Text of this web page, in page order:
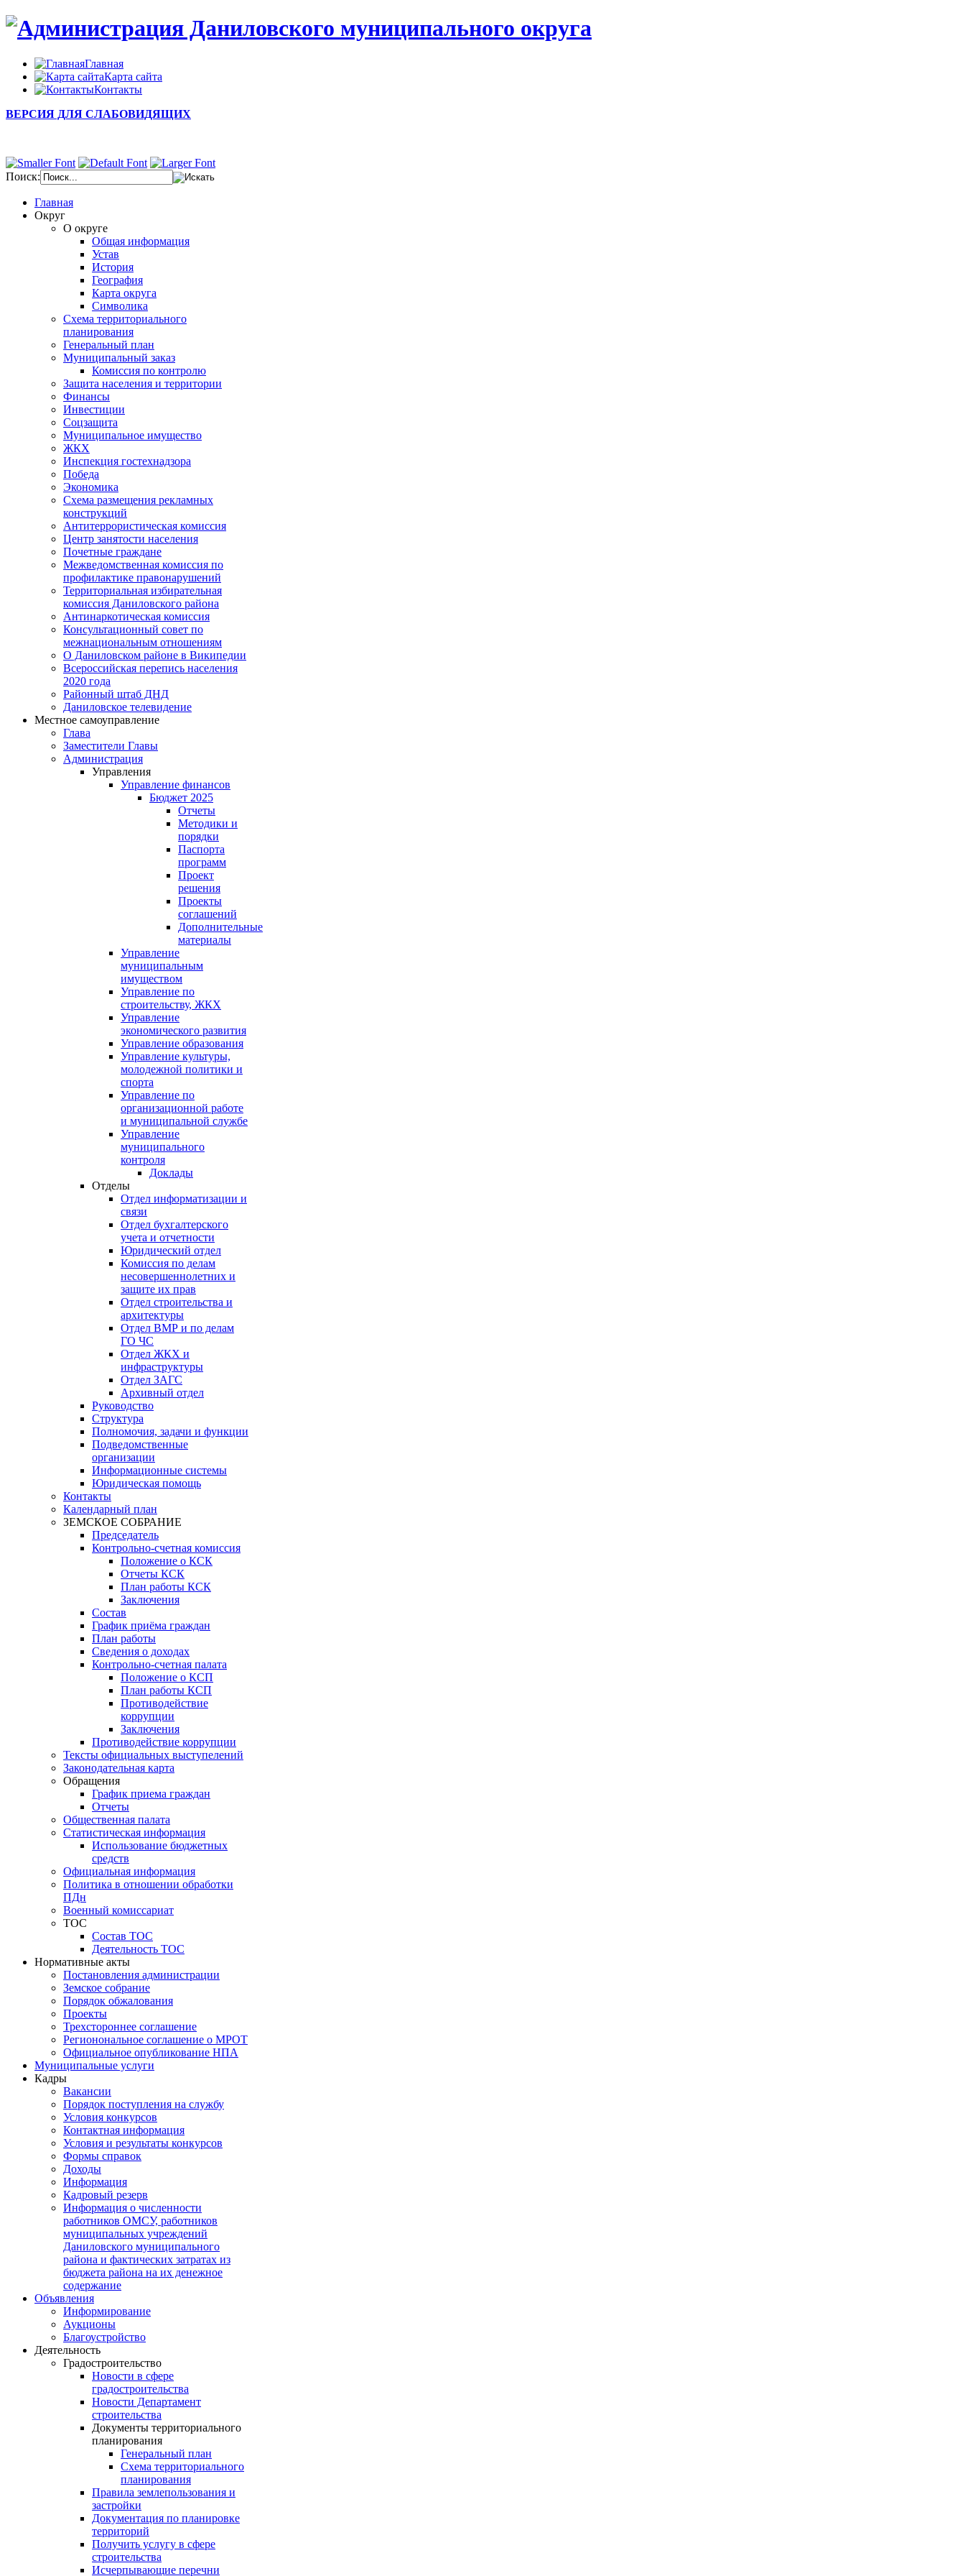
Главная
Карта сайта
Контакты
ВЕРСИЯ ДЛЯ СЛАБОВИДЯЩИХ
Поиск:
Главная
Округ
О округе
Общая информация
Устав
История
География
Карта округа
Символика
Схема территориального
планирования
Генеральный план
Муниципальный заказ
Комиссия по контролю
Защита населения и территории
Финансы
Инвестиции
Соцзащита
Муниципальное имущество
ЖКХ
Инспекция гостехнадзора
Победа
Экономика
Схема размещения рекламных
конструкций
Антитеррористическая комиссия
Центр занятости населения
Почетные граждане
Межведомственная комиссия по
профилактике правонарушений
Территориальная избирательная
комиссия Даниловского района
Антинаркотическая комиссия
Консультационный совет по
межнациональным отношениям
О Даниловском районе в Википедии
Всероссийская перепись населения
2020 года
Районный штаб ДНД
Даниловское телевидение
Местное самоуправление
Глава
Заместители Главы
Администрация
Управления
Управление финансов
Бюджет 2025
Отчеты
Методики и
порядки
Паспорта
программ
Проект
решения
Проекты
соглашений
Дополнительные
материалы
Управление
муниципальным
имуществом
Управление по
строительству, ЖКХ
Управление
экономического развития
Управление образования
Управление культуры,
молодежной политики и
спорта
Управление по
организационной работе
и муниципальной службе
Управление
муниципального
контроля
Доклады
Отделы
Отдел информатизации и
связи
Отдел бухгалтерского
учета и отчетности
Юридический отдел
Комиссия по делам
несовершеннолетних и
защите их прав
Отдел строительства и
архитектуры
Отдел ВМР и по делам
ГО ЧС
Отдел ЖКХ и
инфраструктуры
Отдел ЗАГС
Архивный отдел
Руководство
Структура
Полномочия, задачи и функции
Подведомственные
организации
Информационные системы
Юридическая помощь
Контакты
Календарный план
ЗЕМСКОЕ СОБРАНИЕ
Председатель
Контрольно-счетная комиссия
Положение о КСК
Отчеты КСК
План работы КСК
Заключения
Состав
График приёма граждан
План работы
Сведения о доходах
Контрольно-счетная палата
Положение о КСП
План работы КСП
Противодействие
коррупции
Заключения
Противодействие коррупции
Тексты официальных выступелений
Законодательная карта
Обращения
График приема граждан
Отчеты
Общественная палата
Статистическая информация
Использование бюджетных
средств
Официальная информация
Политика в отношении обработки
ПДн
Военный комиссариат
ТОС
Состав ТОС
Деятельность ТОС
Нормативные акты
Постановления администрации
Земское собрание
Порядок обжалования
Проекты
Трехстороннее соглашение
Регионональное соглашение о МРОТ
Официальное опубликование НПА
Муниципальные услуги
Кадры
Вакансии
Порядок поступления на службу
Условия конкурсов
Контактная информация
Условия и результаты конкурсов
Формы справок
Доходы
Информация
Кадровый резерв
Информация о численности
работников ОМСУ, работников
муниципальных учреждений
Даниловского муниципального
района и фактических затратах из
бюджета района на их денежное
содержание
Объявления
Информирование
Аукционы
Благоустройство
Деятельность
Градостроительство
Новости в сфере
градостроительства
Новости Департамент
строительства
Документы территориального
планирования
Генеральный план
Схема территориального
планирования
Правила землепользования и
застройки
Документация по планировке
территорий
Получить услугу в сфере
строительства
Исчерпывающие перечни